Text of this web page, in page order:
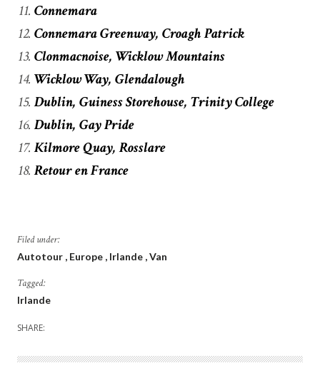
Connemara
Connemara Greenway, Croagh Patrick
Clonmacnoise, Wicklow Mountains
Wicklow Way, Glendalough
Dublin, Guiness Storehouse, Trinity College
Dublin, Gay Pride
Kilmore Quay, Rosslare
Retour en France
Filed under:
Autotour Europe Irlande Van
Tagged:
Irlande
SHARE: